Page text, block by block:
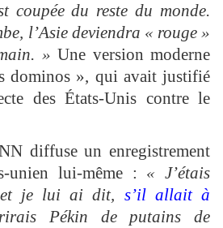
coupée du reste du monde.
l’Asie deviendra « rouge »
»Une version moderne
dominos », qui avait justifié
des États-Unis contre le
diffuse un enregistrement
unien lui-même : « J’étais
je lui ai dit, s’il allait à
Pékin de putains de